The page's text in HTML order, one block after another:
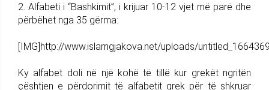
2. Alfabeti i “Bashkimit”, i krijuar 10-12 vjet më parë dhe
përbëhet nga 35 gërma:
[IMG]http://www.islamgjakova.net/uploads/
Ky alfabet doli në një kohë të tillë kur grekët ngritën
çështjen e përdorimit të alfabetit grek për të shkruar